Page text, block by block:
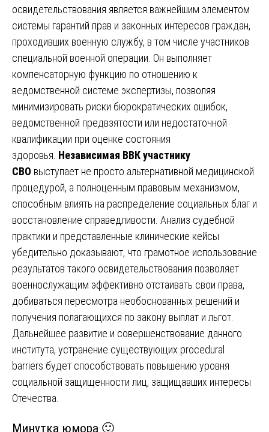
освидетельствования является важнейшим элементом
системы гарантий прав и законных интересов граждан,
проходивших военную службу, в том числе участников
специальной военной операции. Он выполняет
компенсаторную функцию по отношению к
ведомственной системе экспертизы, позволяя
минимизировать риски бюрократических ошибок,
ведомственной предвзятости или недостаточной
квалификации при оценке состояния
здоровья. Независимая ВВК участнику
СВО выступает не просто альтернативной медицинской
процедурой, а полноценным правовым механизмом,
способным влиять на распределение социальных благ и
восстановление справедливости. Анализ судебной
практики и представленные клинические кейсы
убедительно доказывают, что грамотное использование
результатов такого освидетельствования позволяет
военнослужащим эффективно отстаивать свои права,
добиваться пересмотра необоснованных решений и
получения полагающихся по закону выплат и льгот.
Дальнейшее развитие и совершенствование данного
института, устранение существующих procedural
barriers будет способствовать повышению уровня
социальной защищенности лиц, защищавших интересы
Отечества.
Минутка юмора 🙂